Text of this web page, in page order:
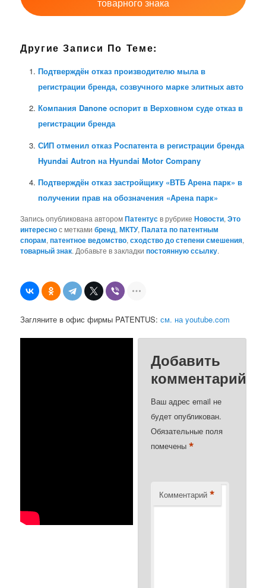
Другие Записи По Теме:
Подтверждён отказ производителю мыла в
регистрации бренда, созвучного марке элитных авто
Компания Danone оспорит в Верховном суде отказ в
регистрации бренда
СИП отменил отказ Роспатента в регистрации бренда
Hyundai Autron на Hyundai Motor Company
Подтверждён отказ застройщику «ВТБ Арена парк» в
получении прав на обозначения «Арена парк»
Запись опубликована авторомПатентусв рубрикеНовости,Это
интереснос меткамибренд,МКТУ,Палата по патентным
спорам,патентное ведомство,сходство до степени смешения,
товарный знак. Добавьте в закладкипостоянную ссылку.
Загляните в офис фирмы PATENTUS:см. на youtube.com
Добавить
комментарий
Ваш адрес email не
будет опубликован.
Обязательные поля
помечены*
Комментарий *